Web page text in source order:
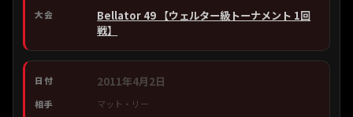
Bellator 49 【ウェルター級トーナメント 1回
戦】
2011年4月2日
マット・リー